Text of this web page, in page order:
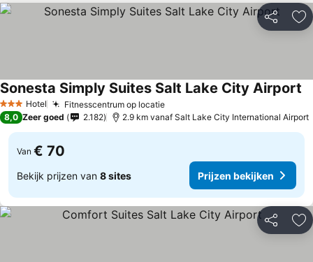
Delen
3 SterrenHotel Fitnesscentrum op locatiePrijzen bekijken
Sonesta Simply Suites Salt Lake City Airport
8,0 Zeer goed 2.182 2.9 km vanaf Salt Lake City International Airport
Van € 70
Bekijk prijzen van 8 sites Prijzen bekijken
Delen